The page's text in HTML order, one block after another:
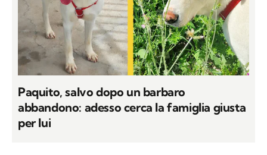
Paquito, salvo dopo un barbaro
abbandono: adesso cerca la famiglia giusta
per lui